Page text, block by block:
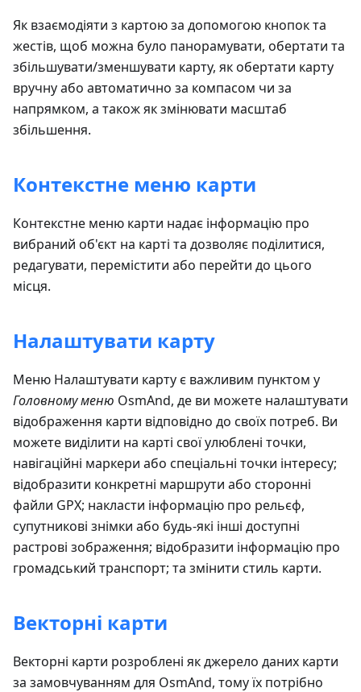
Як взаємодіяти з картою за допомогою кнопок та
жестів, щоб можна було панорамувати, обертати та
збільшувати/зменшувати карту, як обертати карту
вручну або автоматично за компасом чи за
напрямком, а також як змінювати масштаб
збільшення.
Контекстне меню карти
Контекстне меню карти надає інформацію про
вибраний об'єкт на карті та дозволяє поділитися,
редагувати, перемістити або перейти до цього
місця.
Налаштувати карту
Меню Налаштувати карту є важливим пунктом у
Головному меню OsmAnd, де ви можете налаштувати
відображення карти відповідно до своїх потреб. Ви
можете виділити на карті свої улюблені точки,
навігаційні маркери або спеціальні точки інтересу;
відобразити конкретні маршрути або сторонні
файли GPX; накласти інформацію про рельєф,
супутникові знімки або будь-які інші доступні
растрові зображення; відобразити інформацію про
громадський транспорт; та змінити стиль карти.
Векторні карти
Векторні карти розроблені як джерело даних карти
за замовчуванням для OsmAnd, тому їх потрібно